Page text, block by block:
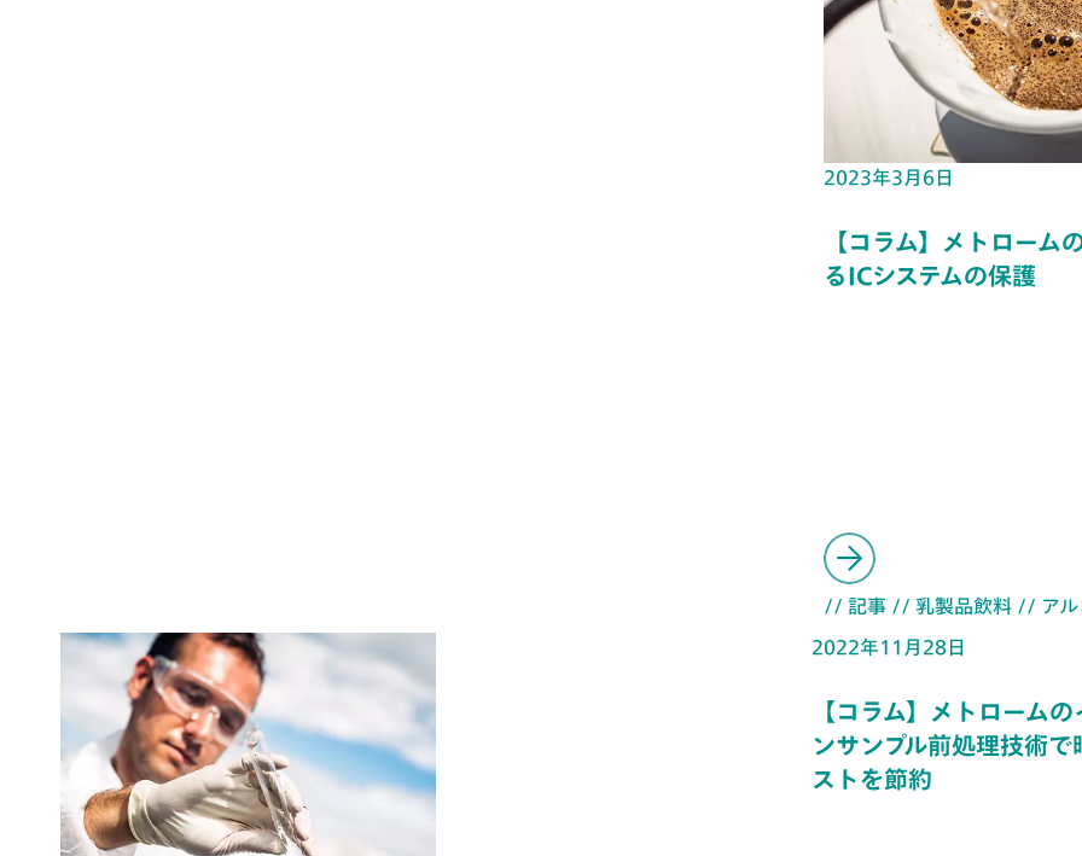
2023年3月6日
【コラム】メトローム
るICシステムの保護
// 記事 // 乳製品飲料 // アル
2022年11月28日
【コラム】メトローム
ンサンプル前処理技術で
ストを節約